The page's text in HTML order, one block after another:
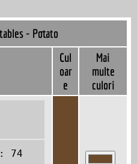
- Potato
Cul
oar
e
Mai
multe
culori
74